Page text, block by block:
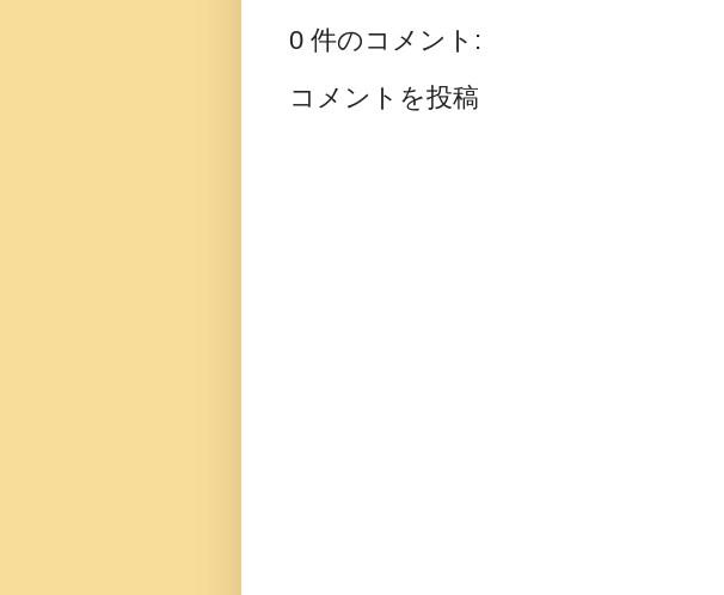
0 件のコメント:
コメントを投稿